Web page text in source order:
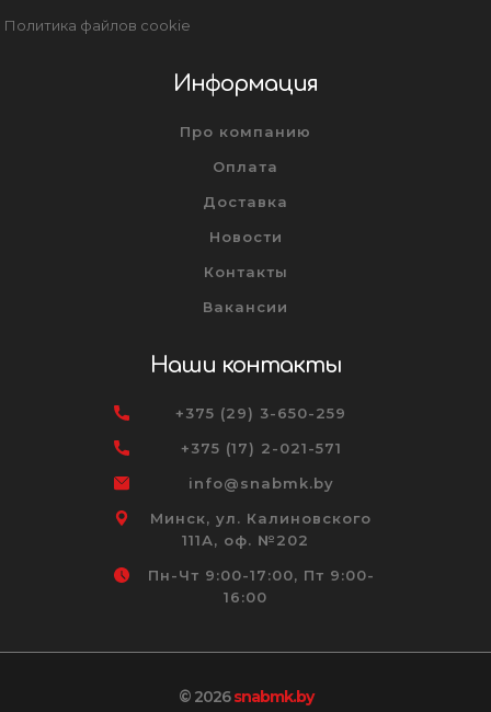
Политика файлов cookie
Информация
Про компанию
Оплата
Доставка
Новости
Контакты
Вакансии
Наши контакты
+375 (29) 3-650-259
+375 (17) 2-021-571
info@snabmk.by
Минск, ул. Калиновского
111А, оф. №202
Пн-Чт 9:00-17:00, Пт 9:00-
16:00
© 2026snabmk.by